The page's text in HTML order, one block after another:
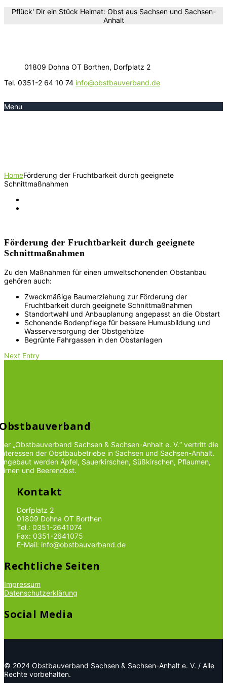
Pflück' Dir ein Stück Heimat: Obst aus Sachsen und Sachsen-
Anhalt
01809 Dohna OT Borthen, Dorfplatz 2
Tel. 0351-2 64 10 74 info@obstbauverband.de
Menu
HomeFörderung der Fruchtbarkeit durch geeignete
Schnittmaßnahmen
Förderung der Fruchtbarkeit durch geeignete
Schnittmaßnahmen
Zu den Maßnahmen für einen umweltschonenden Obstanbau
gehören auch:
Zweckmäßige Baumerziehung zur Förderung der
Fruchtbarkeit durch geeignete Schnittmaßnahmen
Standortwahl und Anbauplanung angepasst an die Obstart
Schonende Bodenpflege für bessere Humusbildung und
Wasserversorgung der Obstgehölze
Begrünte Fahrgassen in den Obstanlagen
Next Entry
„Obstbauverband Sachsen & Sachsen-Anhalt e. V.“ vertritt die
der Obstbaubetriebe in Sachsen und Sachsen-Anhalt.
werden Äpfel, Sauerkirschen, Süßkirschen, Pflaumen,
und Beerenobst.
Kontakt
Dorfplatz 2
01809 Dohna OT Borthen
Tel.: 0351-2641074
Fax: 0351-2641075
E-Mail: info@obstbauverband.de
Rechtliche Seiten
Impressum
Datenschutzerklärung
Social Media
© 2024 Obstbauverband Sachsen & Sachsen-Anhalt e. V. / Alle
Rechte vorbehalten.